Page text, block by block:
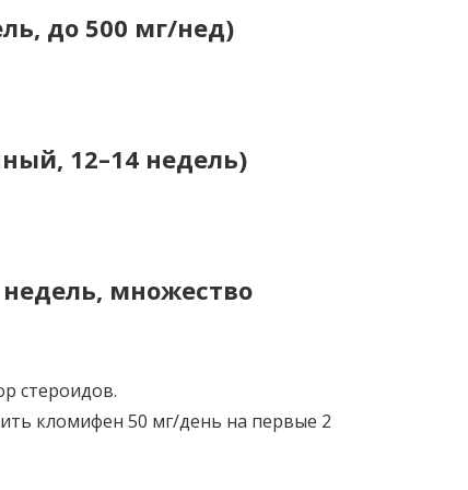
до 500 мг/нед)
12–14 недель)
множество
стероидов.
кломифен 50 мг/день на первые 2